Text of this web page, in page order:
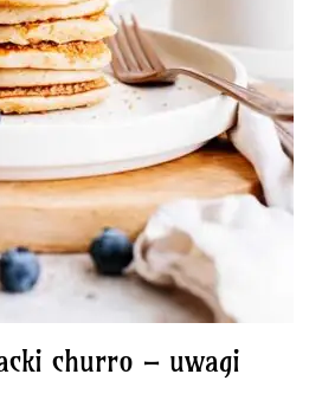
churro – uwagi